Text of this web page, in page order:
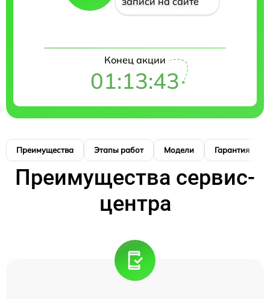
Конец акции
01:13:42
Преимущества Этапы работ Модели Гарантия
Преимущества сервис-
центра